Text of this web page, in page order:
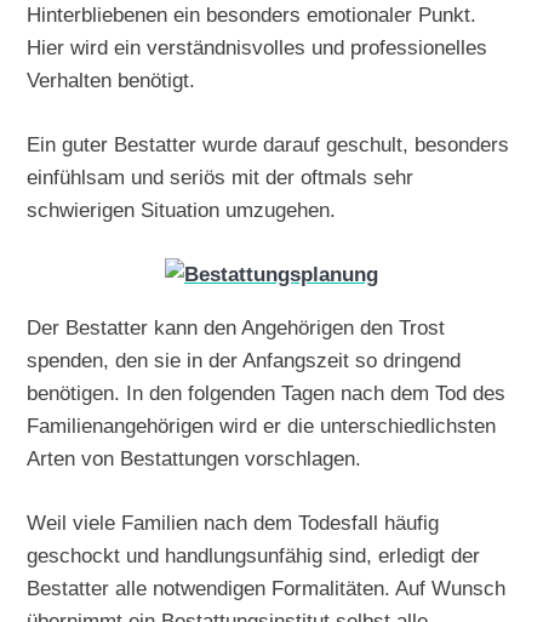
Hinterbliebenen ein besonders emotionaler Punkt.
Hier wird ein verständnisvolles und professionelles
Verhalten benötigt.
Ein guter Bestatter wurde darauf geschult, besonders
einfühlsam und seriös mit der oftmals sehr
schwierigen Situation umzugehen.
Der Bestatter kann den Angehörigen den Trost
spenden, den sie in der Anfangszeit so dringend
benötigen. In den folgenden Tagen nach dem Tod des
Familienangehörigen wird er die unterschiedlichsten
Arten von Bestattungen vorschlagen.
Weil viele Familien nach dem Todesfall häufig
geschockt und handlungsunfähig sind, erledigt der
Bestatter alle notwendigen Formalitäten. Auf Wunsch